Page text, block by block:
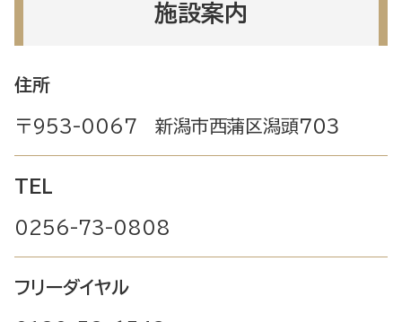
施設案内
住所
〒953-0067 新潟市西蒲区潟頭７０３
TEL
0256-73-0808
フリーダイヤル